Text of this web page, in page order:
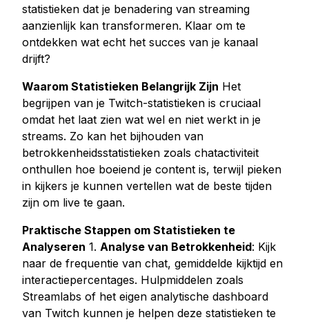
Tiktok live beelden kopen
Tiktok uitzicht kopen
Twitter Diensten
Twitter volgers kopen
Twitter X Impressies kopen
Kopen Twitter likes
Twitter-views kopen
Twitter X Video bekeken kopen
Kopen Youtube commentaar houdt
Youtube kopen houdt
Youtube abonnees kopen
Youtube weergaven kopen
Youtube live beelden kopen
statistieken dat je benadering van streaming
aanzienlijk kan transformeren. Klaar om te
ontdekken wat echt het succes van je kanaal
drijft?
Waarom Statistieken Belangrijk Zijn Het
begrijpen van je Twitch-statistieken is cruciaal
omdat het laat zien wat wel en niet werkt in je
streams. Zo kan het bijhouden van
betrokkenheidsstatistieken zoals chatactiviteit
onthullen hoe boeiend je content is, terwijl pieken
in kijkers je kunnen vertellen wat de beste tijden
zijn om live te gaan.
Praktische Stappen om Statistieken te
Analyseren 1. Analyse van Betrokkenheid: Kijk
naar de frequentie van chat, gemiddelde kijktijd en
interactiepercentages. Hulpmiddelen zoals
Streamlabs of het eigen analytische dashboard
van Twitch kunnen je helpen deze statistieken te